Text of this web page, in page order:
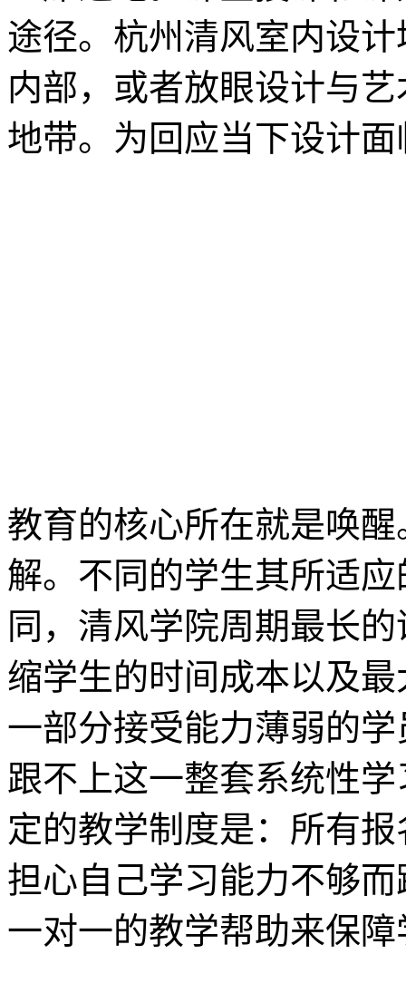
途径。杭州清风室内设
内部，或者放眼设计与
地带。为回应当下设计
教育的核心所在就是唤
解。不同的学生其所适
同，清风学院周期最长
缩学生的时间成本以及
一部分接受能力薄弱的
跟不上这一整套系统性
定的教学制度是：所有
担心自己学习能力不够
一对一的教学帮助来保